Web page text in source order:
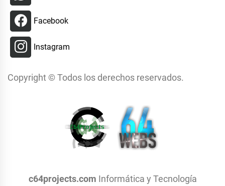
Facebook
Instagram
Copyright © Todos los derechos reservados.
c64projects.com Informática y Tecnología